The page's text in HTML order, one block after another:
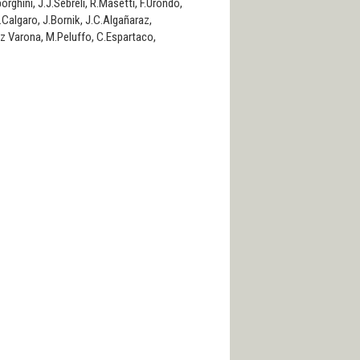
J.Bornik, J.C.Algañaraz,
Varona, M.Peluffo, C.Espartaco,